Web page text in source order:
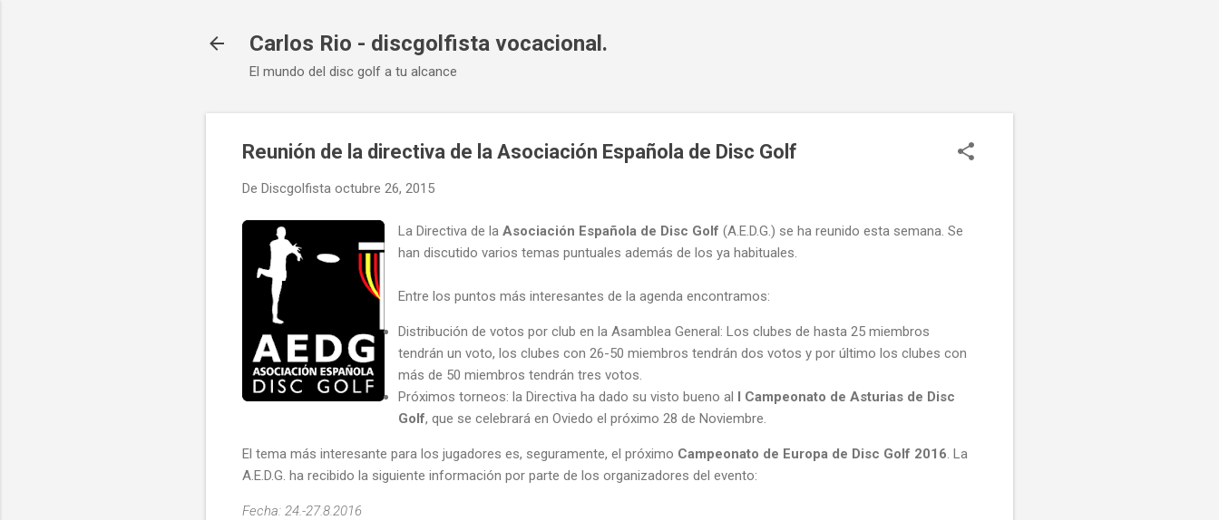
Carlos Rio - discgolfista vocacional.
El mundo del disc golf a tu alcance
Reunión de la directiva de la Asociación Española de Disc Golf
De Discgolfista octubre 26, 2015
La Directiva de la Asociación Española de Disc Golf (A.E.D.G.) se ha reunido esta semana. Se
han discutido varios temas puntuales además de los ya habituales.
Entre los puntos más interesantes de la agenda encontramos:
Distribución de votos por club en la Asamblea General: Los clubes de hasta 25 miembros
tendrán un voto, los clubes con 26-50 miembros tendrán dos votos y por último los clubes con
más de 50 miembros tendrán tres votos.
Próximos torneos: la Directiva ha dado su visto bueno al I Campeonato de Asturias de Disc
Golf, que se celebrará en Oviedo el próximo 28 de Noviembre.
El tema más interesante para los jugadores es, seguramente, el próximo Campeonato de Europa de Disc Golf 2016 . La
A.E.D.G. ha recibido la siguiente información por parte de los organizadores del evento:
Fecha: 24.-27.8.2016